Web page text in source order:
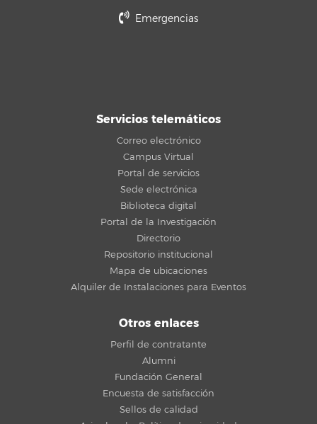
Emergencias
Servicios telemáticos
Correo electrónico
Campus Virtual
Portal de servicios
Sede electrónica
Biblioteca digital
Portal de la Investigación
Directorio
Repositorio institucional
Mapa de ubicaciones
Alquiler de Instalaciones para Eventos
Otros enlaces
Perfil de contratante
Alumni
Fundación General
Encuesta de satisfacción
Sellos de calidad